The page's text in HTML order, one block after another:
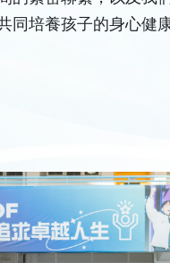
培養孩子的身心健康